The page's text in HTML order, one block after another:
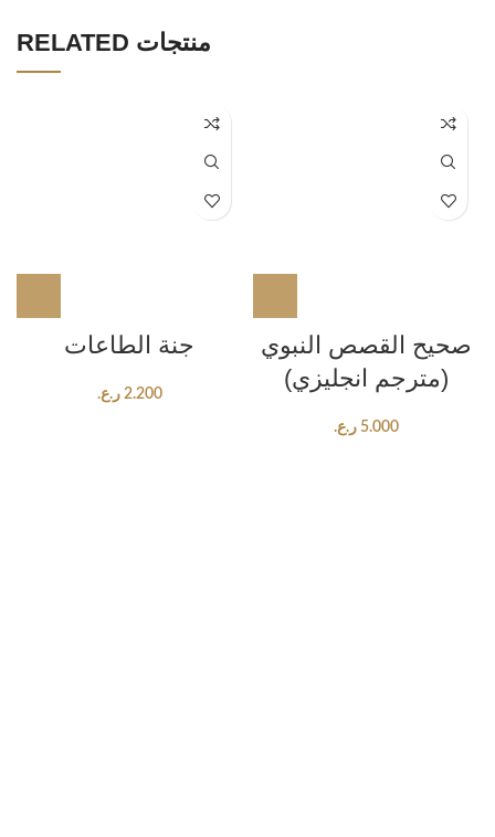
RELATED منتجات
جنة الطاعات
2.200 ر.ع.
صحيح القصص النبوي
(مترجم انجليزي)
5.000 ر.ع.